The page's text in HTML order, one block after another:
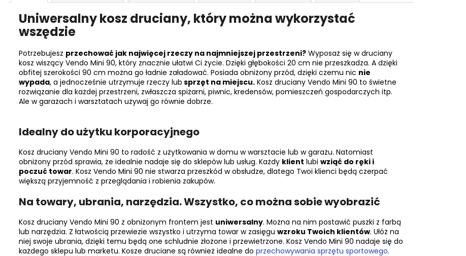
Uniwersalny kosz druciany, który można wykorzystać
wszędzie
Potrzebujesz przechować jak najwięcej rzeczy na najmniejszej przestrzeni? Wyposaż się w druciany
kosz wiszący Vendo Mini 90, który znacznie ułatwi Ci życie. Dzięki głębokości 20 cm nie przeszkadza. A dzięki
obfitej szerokości 90 cm można go ładnie załadować. Posiada obniżony przód, dzięki czemu nic nie
wypada, a jednocześnie utrzymuje rzeczy lub sprzęt na miejscu. Kosz druciany Vendo Mini 90 to świetne
rozwiązanie dla każdej przestrzeni, zwłaszcza spiżarni, piwnic, kredensów, pomieszczeń gospodarczych itp.
Ale w garażach i warsztatach używaj go równie dobrze.
Idealny do użytku korporacyjnego
Kosz druciany Vendo Mini 90 to radość z użytkowania w domu w warsztacie lub w garażu. Natomiast
obniżony przód sprawia, że idealnie nadaje się do sklepów lub usług. Każdy klient lubi wziąć do ręki i
poczuć towar. Kosz Vendo Mini 90 nie stwarza przeszkód w obsłudze, dlatego Twoi klienci będą czerpać
większą przyjemność z przeglądania i robienia zakupów.
Na towary, ubrania, narzędzia. Wszystko, co można sobie wyobrazić
Kosz druciany Vendo Mini 90 z obniżonym frontem jest uniwersalny. Można na nim postawić puszki z farbą
lub narzędzia. Z łatwością przewiezie wszystko i utrzyma towar w zasięgu wzroku Twoich klientów. Ułóż na
niej swoje ubrania, dzięki temu będą one schludnie złożone i przewietrzone. Kosz Vendo Mini 90 nadaje się do
każdego sklepu lub marketu. Kosze druciane są również idealne do przechowywania sprzętu sportowego.